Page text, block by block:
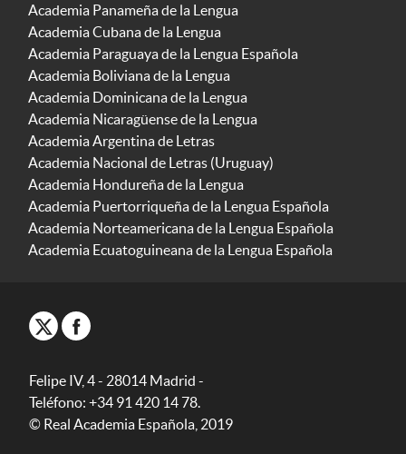
Academia Panameña de la Lengua
Academia Cubana de la Lengua
Academia Paraguaya de la Lengua Española
Academia Boliviana de la Lengua
Academia Dominicana de la Lengua
Academia Nicaragüense de la Lengua
Academia Argentina de Letras
Academia Nacional de Letras (Uruguay)
Academia Hondureña de la Lengua
Academia Puertorriqueña de la Lengua Española
Academia Norteamericana de la Lengua Española
Academia Ecuatoguineana de la Lengua Española
Felipe IV, 4 - 28014 Madrid -
Teléfono: +34 91 420 14 78.
© Real Academia Española, 2019